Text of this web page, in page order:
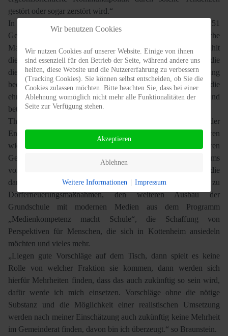
gestört oder sogar zerstört wird.“
In der jetzt zu Ende gehenden Legislaturperiode wird es 51
Gemeinderatssitzungen gegeben haben, in denen zahlreiche
Maßnahmen beschlossen und umgesetzt wurden, nicht mitgezählt
die zahlreichen Ausschusssitzungen und Besprechungen, die
diesen Entscheidungen vorausgingen. In diesem Zusammenhang
bedankte sich Thomas Braunstein bei allen Personen, die
ehrenamtlich in ihrer Freizeit daran mitgearbeitet haben und
betonte darüber hinaus die Wichtigkeit des Ehrenamtes.
Thomas Braunstein ließ abschließend wichtige Stationen der
Entwicklung Kottenheims in den letzten 5 Jahre Revue passieren
wie die Erschließung und Vermarktung eines weiteren
Gewerbegebietes am Ortseingang, die Anerkennung Kottenheims
vom Land Rheinland Pfalz als Schwerpunktgemeinde und die
damit verbundenen Aussichten auf Zuschüsse zu
Dorferneuerungsmaßnahmen, den weiteren Ausbau der
Grundschule mit modernen Medien aus dem Programm
„Medienkompetenz macht Schule“, die Schaffung von
Perspektiven für Menschen, die sich in Kottenheim ansiedeln
möchten und vieles mehr.
„Liegen gute Vorschläge auf dem Tisch, dann spielt es keine
Rolle von welcher Fraktion sie kommen, dann werden sich
hierfür Mehrheiten finden, dass das auch zukünftig so sein wird,
dafür werde ich mich einsetzen. Vorschläge ohne die nötige
Substanz und die Möglichkeit einer realistischen Umsetzung
werden nach meiner Einschätzung auch zukünftig keine Mehrheit
im Gemeinderat finden, davon bin ich überzeugt.“ so Braunstein.
Wir benutzen Cookies
Wir nutzen Cookies auf unserer Website. Einige von ihnen
sind essenziell für den Betrieb der Seite, während andere uns
helfen, diese Website und die Nutzererfahrung zu verbessern
(Tracking Cookies). Sie können selbst entscheiden, ob Sie die
Cookies zulassen möchten. Bitte beachten Sie, dass bei einer
Ablehnung womöglich nicht mehr alle Funktionalitäten der
Seite zur Verfügung stehen.
Akzeptieren
Ablehnen
Weitere Informationen Impressum